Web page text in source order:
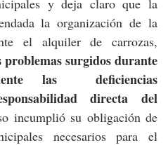
la organización de la
el alquiler de carrozas,
problemas surgidos durante
las deficiencias
directa del
incumplió su obligación de
necesarios para el